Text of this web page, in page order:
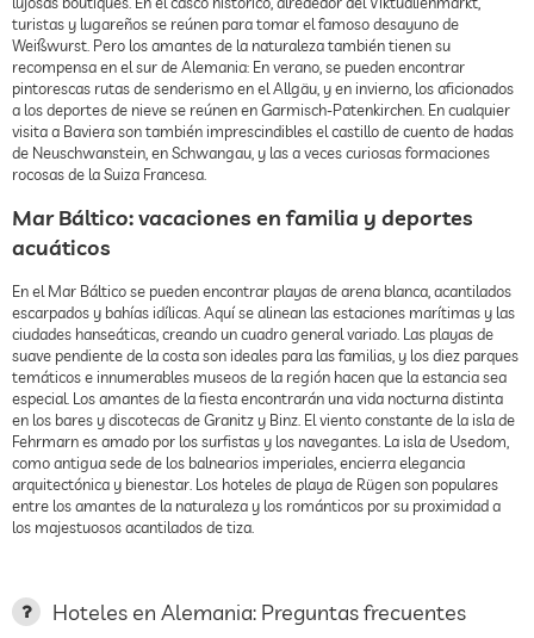
turistas y lugareños se reúnen para tomar el famoso desayuno de
Weißwurst. Pero los amantes de la naturaleza también tienen su
recompensa en el sur de Alemania: En verano, se pueden encontrar
pintorescas rutas de senderismo en el Allgäu, y en invierno, los aficionados
a los deportes de nieve se reúnen en Garmisch-Patenkirchen. En cualquier
visita a Baviera son también imprescindibles el castillo de cuento de hadas
de Neuschwanstein, en Schwangau, y las a veces curiosas formaciones
rocosas de la Suiza Francesa.
Mar Báltico: vacaciones en familia y deportes
acuáticos
En el Mar Báltico se pueden encontrar playas de arena blanca, acantilados
escarpados y bahías idílicas. Aquí se alinean las estaciones marítimas y las
ciudades hanseáticas, creando un cuadro general variado. Las playas de
suave pendiente de la costa son ideales para las familias, y los diez parques
temáticos e innumerables museos de la región hacen que la estancia sea
especial. Los amantes de la fiesta encontrarán una vida nocturna distinta
en los bares y discotecas de Granitz y Binz. El viento constante de la isla de
Fehrmarn es amado por los surfistas y los navegantes. La isla de Usedom,
como antigua sede de los balnearios imperiales, encierra elegancia
arquitectónica y bienestar. Los hoteles de playa de Rügen son populares
entre los amantes de la naturaleza y los románticos por su proximidad a
los majestuosos acantilados de tiza.
Hoteles en Alemania: Preguntas frecuentes